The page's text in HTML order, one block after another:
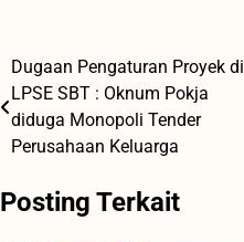
Navigasi
pos
Dugaan Pengaturan Proyek di
LPSE SBT : Oknum Pokja
diduga Monopoli Tender
Perusahaan Keluarga
Posting Terkait